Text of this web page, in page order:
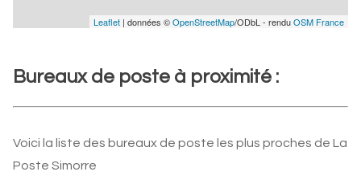
Leaflet | données ©OpenStreetMap/ODbL - renduOSM France
Bureaux de poste à proximité :
Voici la liste des bureaux de poste les plus proches de La
Poste Simorre